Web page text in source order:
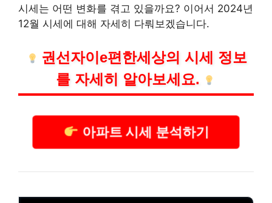
시세는 어떤 변화를 겪고 있을까요? 이어서 2024년
12월 시세에 대해 자세히 다뤄보겠습니다.
권선자이e편한세상의 시세 정보
를 자세히 알아보세요.
아파트 시세 분석하기